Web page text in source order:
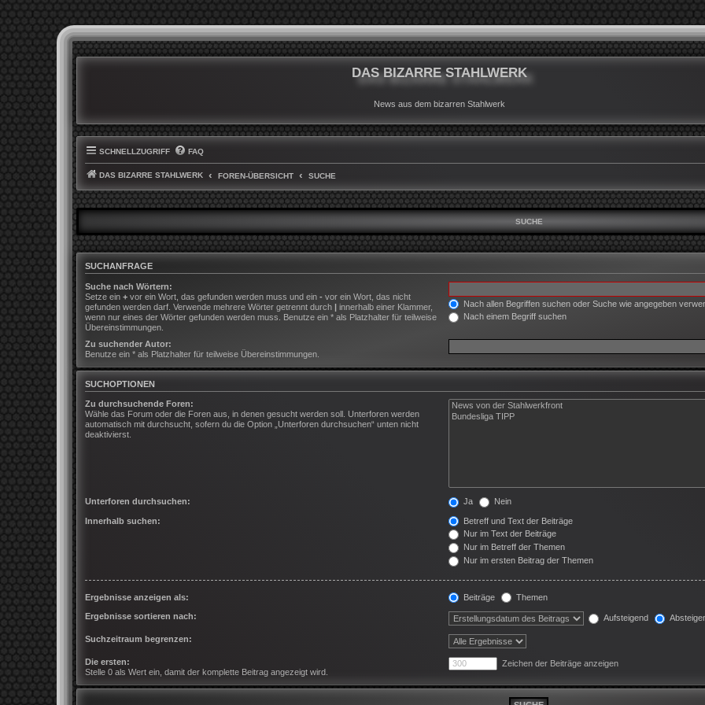
DAS BIZARRE STAHLWERK
News aus dem bizarren Stahlwerk
SCHNELLZUGRIFF FAQ
DAS BIZARRE STAHLWERK FOREN-ÜBERSICHT SUCHE
SUCHE
SUCHANFRAGE
Suche nach Wörtern:
Setze ein + vor ein Wort, das gefunden werden muss und ein - vor ein Wort, das nicht
gefunden werden darf. Verwende mehrere Wörter getrennt durch | innerhalb einer Klammer,
wenn nur eines der Wörter gefunden werden muss. Benutze ein * als Platzhalter für teilweise
Übereinstimmungen.
Nach allen Begriffen suchen oder Suche wie angegeben
Nach einem Begriff suchen
Zu suchender Autor:
Benutze ein * als Platzhalter für teilweise Übereinstimmungen.
SUCHOPTIONEN
Zu durchsuchende Foren:
Wähle das Forum oder die Foren aus, in denen gesucht werden soll. Unterforen werden
automatisch mit durchsucht, sofern du die Option „Unterforen durchsuchen“ unten nicht
deaktivierst.
Unterforen durchsuchen: Ja Nein
Innerhalb suchen:
Betreff und Text der Beiträge
Nur im Text der Beiträge
Nur im Betreff der Themen
Nur im ersten Beitrag der Themen
Ergebnisse anzeigen als: Beiträge Themen
Ergebnisse sortieren nach: Aufsteigend
Suchzeitraum begrenzen:
Die ersten:
Stelle 0 als Wert ein, damit der komplette Beitrag angezeigt wird.
Zeichen der Beiträge anzeigen